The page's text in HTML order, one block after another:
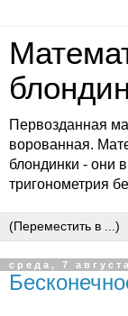
Первозданная
ворованная.
блондинки - они
тригонометрия
среда, 7